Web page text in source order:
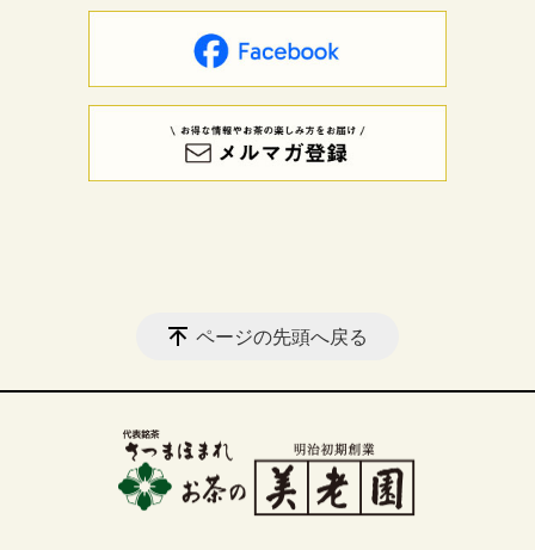
ページの先頭へ戻る